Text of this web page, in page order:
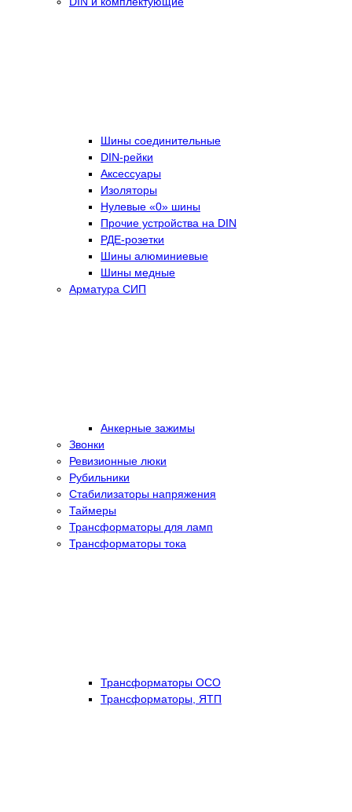
Шины соединительные
DIN-рейки
Аксессуары
Изоляторы
Нулевые «0» шины
Прочие устройства на DIN
РДЕ-розетки
Шины алюминиевые
Шины медные
Арматура СИП
Анкерные зажимы
Звонки
Ревизионные люки
Рубильники
Стабилизаторы напряжения
Таймеры
Трансформаторы для ламп
Трансформаторы тока
Трансформаторы ОСО
Трансформаторы, ЯТП